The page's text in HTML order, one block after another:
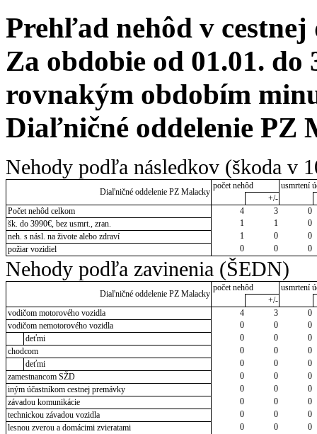
Prehľad nehôd v cestnej
Za obdobie od 01.01. do
rovnakým obdobím
Diaľničné oddelenie PZ
Nehody podľa následkov (škoda v
Diaľničné oddelenie PZ Malacky
počet nehôd
usmrtení
+/-
Počet nehôd celkom
4 3
0
šk. do 3990€, bez usmrt., zran.
1 1
0
neh. s násl. na živote alebo zdraví
1 0
0
požiar vozidiel
0 0 0
Nehody podľa zavinenia (ŠEDN)
Diaľničné oddelenie PZ Malacky
počet nehôd
usmrtení
+/-
vodičom motorového vozidla
4 3
0
vodičom nemotorového vozidla
0 0
0
deťmi
0 0
0
chodcom
0 0
0
deťmi
0 0
0
zamestnancom SŽD
0 0
0
iným účastníkom cestnej premávky
0 0
0
závadou komunikácie
0 0
0
technickou závadou vozidla
0 0
0
lesnou zverou a domácimi zvieratami
0 0
0